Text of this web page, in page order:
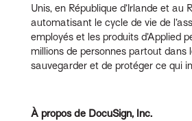
Unis, en République d’Irlande et au
automatisant le cycle de vie de
employés et les produits d’Applied
millions de personnes partout dans
sauvegarder et de protéger ce qui
À propos de DocuSign, Inc.